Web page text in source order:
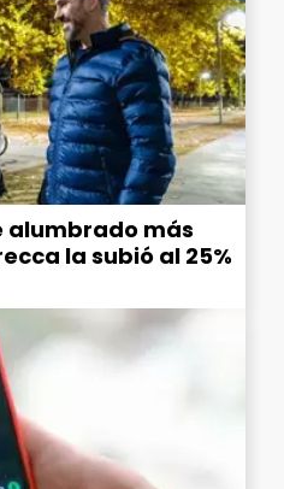
alumbrado más
la subió al 25%